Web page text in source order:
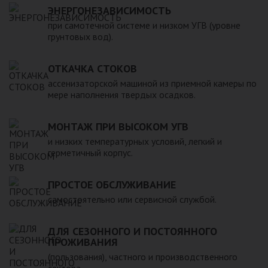
реализуемой продукции присутствуют резервуары разных
видов и форм. Их объем варьируется в пределах от 20 до
200 000 литров. Мы предлагаем купить как полностью
изделия из пластика и стеклопластика. Вся продукция
изготовлена в соответствии с требованиями ГОСТ из
материалов, безопасных для людей и окружающей среды.
ЭНЕРГОНЕЗАВИСИМОСТЬ
при самотечной системе и низком УГВ (уровне
грунтовых вод).
ОТКАЧКА СТОКОВ
ассенизаторской машиной из приемной камеры по
мере наполнения твердых осадков.
МОНТАЖ ПРИ ВЫСОКОМ УГВ
и низких температурных условий, легкий и
герметичный корпус.
ПРОСТОЕ ОБСЛУЖИВАНИЕ
самостоятельно или сервисной службой.
ДЛЯ СЕЗОННОГО И ПОСТОЯННОГО
ПРОЖИВАНИЯ
(пользования), частного и производственного